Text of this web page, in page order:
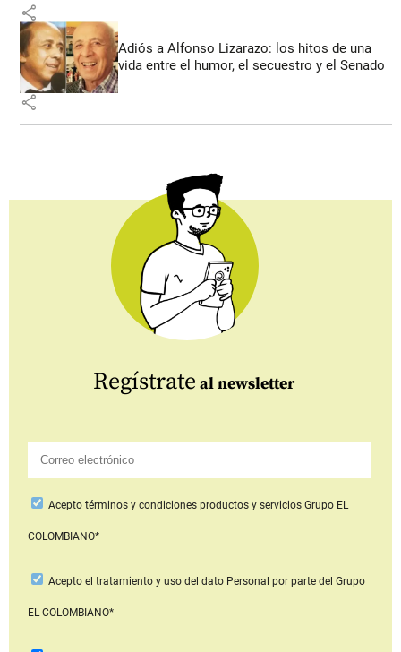
share
Adiós a Alfonso Lizarazo: los hitos de una
vida entre el humor, el secuestro y el Senado
share
Regístrate al newsletter
Aceptotérminos y condiciones productos y serviciosGrupo EL
COLOMBIANO*
Acepto el tratamiento y uso del dato Personal por parte del Grupo
EL COLOMBIANO*